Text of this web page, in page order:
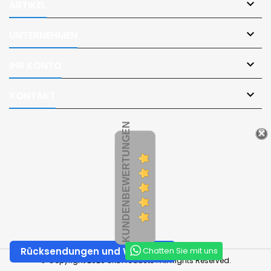




KUNDENBEWERTUNGEN
© Copyright 2026 SNL Products . All Rights Reserved.
Chatten Sie mit uns
Rücksendungen und Widerruf